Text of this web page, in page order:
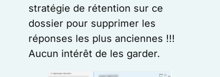
stratégie de rétention sur ce
dossier pour supprimer les
réponses les plus anciennes !!!
Aucun intérêt de les garder.